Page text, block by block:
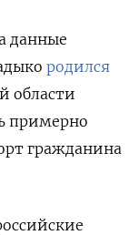
данные
родился
области
примерно
гражданина